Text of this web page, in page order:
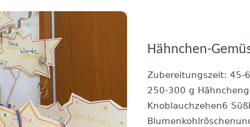
Hähnchen-
Zubereitungszeit: 45-
250-300 g
Knoblauchzehen6